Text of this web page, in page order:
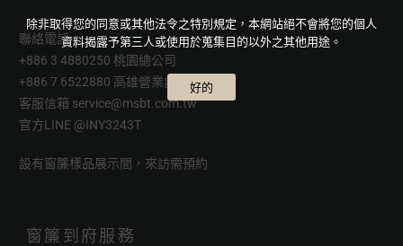
聯絡電話
+886 3 4880250 桃園總公司
+886 7 6522880 高雄營業處
客服信箱 service@msbt.com.tw
官方LINE @INY3243T
設有窗簾樣品展示間，來訪需預約
窗簾到府服務
除非取得您的同意或其他法令之特別規定，本網站絕不會將您的個人
資料揭露予第三人或使用於蒐集目的以外之其他用途。
好的